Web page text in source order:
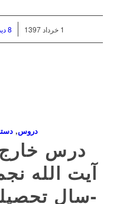
1 خرداد 1397 / 8 دیدگاه
دروس,
درس
آیت الله